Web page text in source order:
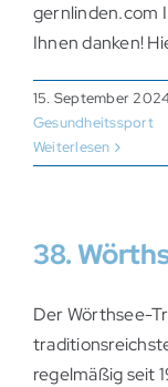
gernlinden.com
Ihnen danken!
15. September
Gesundheitssport
Weiterlesen
38.
Der Wörthsee-
regelmäßig seit